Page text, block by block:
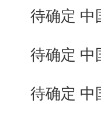
待确定 中
待确定 中国
待确定 中